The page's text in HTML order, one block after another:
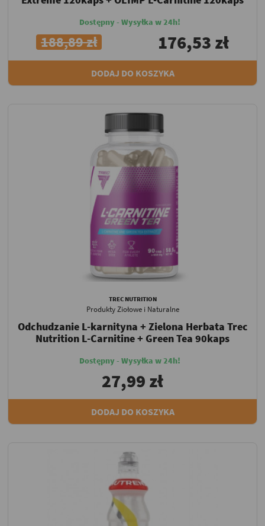
Dostępny - Wysyłka w 24h!
188,89 zł 176,53 zł
DODAJ DO KOSZYKA
TREC NUTRITION
Produkty Ziołowe i Naturalne
Odchudzanie L-karnityna + Zielona Herbata Trec
Nutrition L-Carnitine + Green Tea 90kaps
Dostępny - Wysyłka w 24h!
27,99 zł
DODAJ DO KOSZYKA